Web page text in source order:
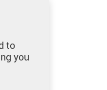
to
you